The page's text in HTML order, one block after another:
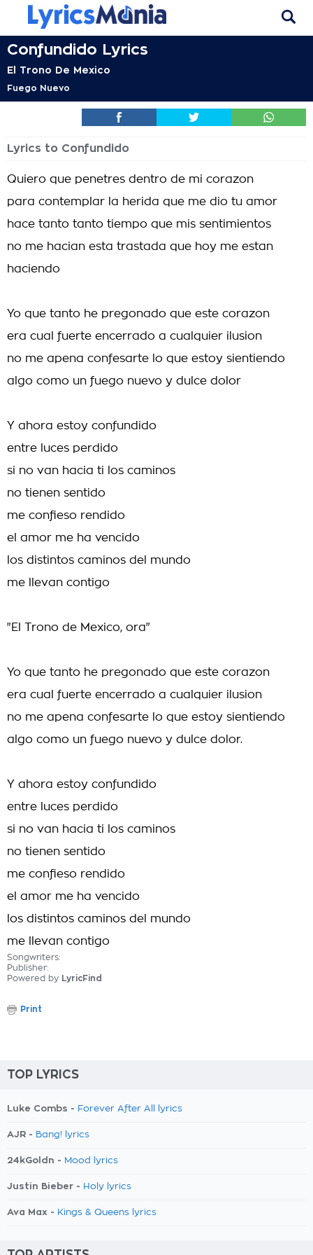
Confundido Lyrics
El Trono De Mexico
Fuego Nuevo
Lyrics to Confundido
Quiero que penetres dentro de mi corazon
para contemplar la herida que me dio tu amor
hace tanto tanto tiempo que mis sentimientos
no me hacian esta trastada que hoy me estan
haciendo
Yo que tanto he pregonado que este corazon
era cual fuerte encerrado a cualquier ilusion
no me apena confesarte lo que estoy sientiendo
algo como un fuego nuevo y dulce dolor
Y ahora estoy confundido
entre luces perdido
si no van hacia ti los caminos
no tienen sentido
me confieso rendido
el amor me ha vencido
los distintos caminos del mundo
me llevan contigo
"El Trono de Mexico, ora"
Yo que tanto he pregonado que este corazon
era cual fuerte encerrado a cualquier ilusion
no me apena confesarte lo que estoy sientiendo
algo como un fuego nuevo y dulce dolor.
Y ahora estoy confundido
entre luces perdido
si no van hacia ti los caminos
no tienen sentido
me confieso rendido
el amor me ha vencido
los distintos caminos del mundo
me llevan contigo
Songwriters:
Publisher:
Powered by LyricFind
Print
TOP LYRICS
Luke Combs - Forever After All lyrics
AJR - Bang! lyrics
24kGoldn - Mood lyrics
Justin Bieber - Holy lyrics
Ava Max - Kings & Queens lyrics